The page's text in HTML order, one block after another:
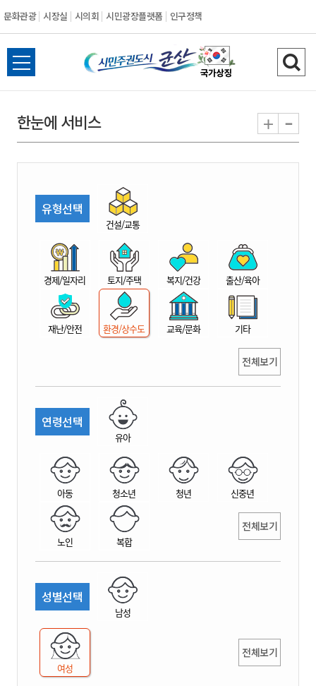
문화관광 시장실 시의회 시민광장플랫폼 인구정책
시
민
권
시
산
전
체
뉴
열
검
색
기
한눈에 서비스 + -
유형선택
건설/교통
경제/일자리 토지/주택 복지/건강 출산/육아
재난/안전 환경/상수도 교육/문화 기타
전체보기
연령선택
유아
아동 청소년 청년 신중년
노인 복합
전체보기
성별선택
남성
여성
전체보기